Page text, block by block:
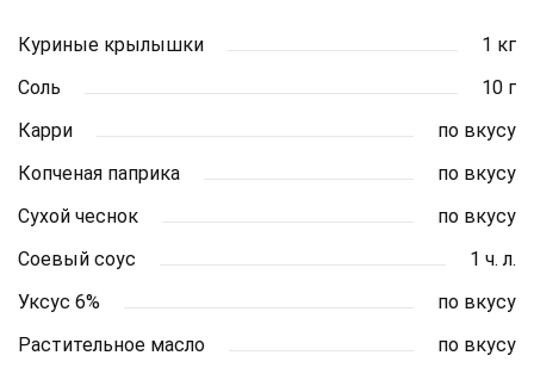
Куриные крылышки
1 кг
Соль
10 г
Карри
по вкусу
Копченая паприка
по вкусу
Сухой чеснок
по вкусу
Соевый соус
1 ч. л.
Уксус 6%
по вкусу
Растительное масло
по вкусу